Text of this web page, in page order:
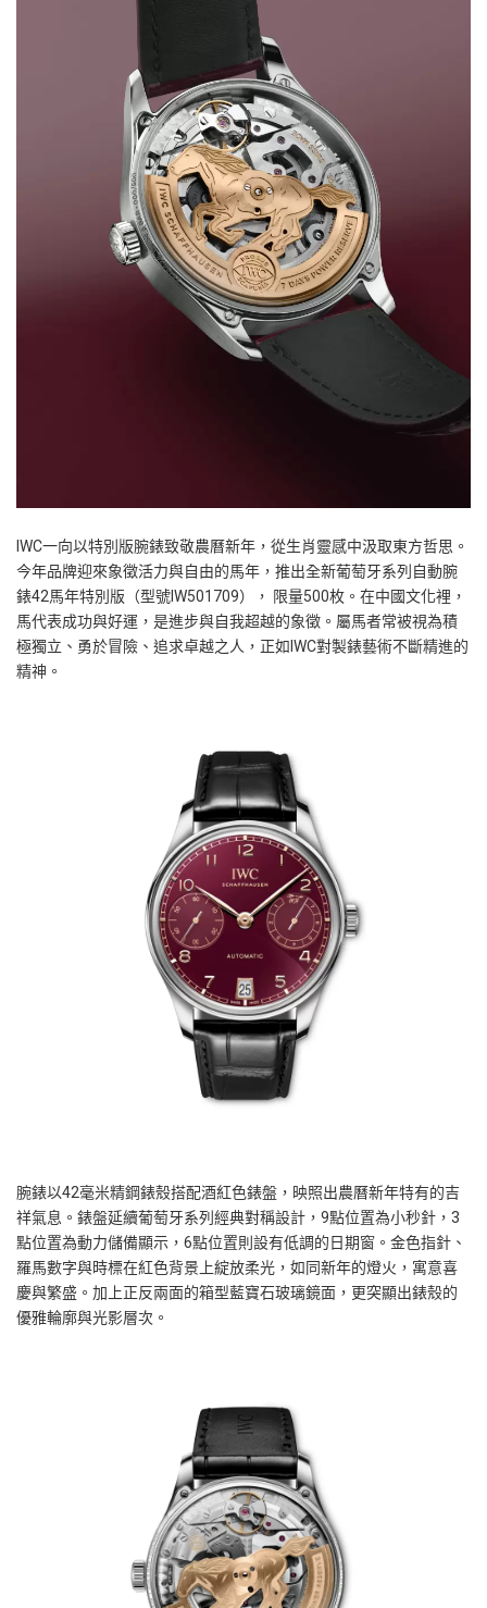
IWC一向以特別版腕錶致敬農曆新年，從生肖靈感中汲取東方哲思。
今年品牌迎來象徵活力與自由的馬年，推出全新葡萄牙系列自動腕
錶42馬年特別版（型號IW501709）， 限量500枚。在中國文化裡，
馬代表成功與好運，是進步與自我超越的象徵。屬馬者常被視為積
極獨立、勇於冒險、追求卓越之人，正如IWC對製錶藝術不斷精進的
精神。
腕錶以42毫米精鋼錶殼搭配酒紅色錶盤，映照出農曆新年特有的吉
祥氣息。錶盤延續葡萄牙系列經典對稱設計，9點位置為小秒針，3
點位置為動力儲備顯示，6點位置則設有低調的日期窗。金色指針、
羅馬數字與時標在紅色背景上綻放柔光，如同新年的燈火，寓意喜
慶與繁盛。加上正反兩面的箱型藍寶石玻璃鏡面，更突顯出錶殼的
優雅輪廓與光影層次。